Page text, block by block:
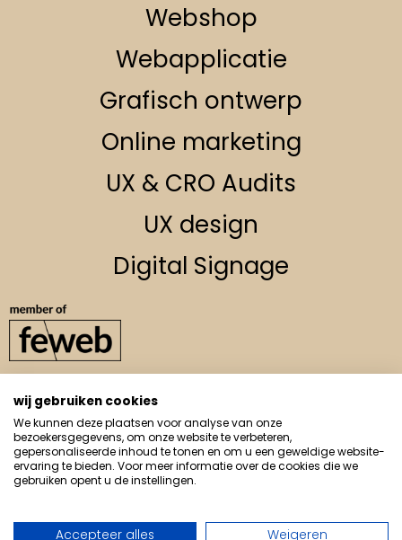
Webshop
Webapplicatie
Grafisch ontwerp
Online marketing
UX & CRO Audits
UX design
Digital Signage
info@muskedeer.be
0498 / 36 48 79
Driewilgenstraat 41,
3800 Sint-Truiden
wij gebruiken cookies
We kunnen deze plaatsen voor analyse van onze
bezoekersgegevens, om onze website te verbeteren,
gepersonaliseerde inhoud te tonen en om u een geweldige website-
ervaring te bieden. Voor meer informatie over de cookies die we
gebruiken opent u de instellingen.
Accepteer alles Weigeren